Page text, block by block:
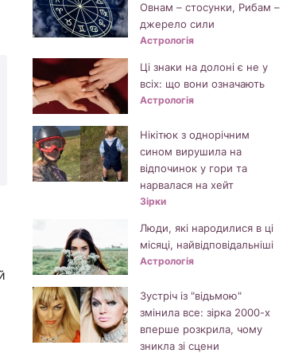
Овнам – стосунки, Рибам –
джерело сили
Астрологія
Ці знаки на долоні є не у
всіх: що вони означають
Астрологія
Нікітюк з однорічним
сином вирушила на
відпочинок у гори та
нарвалася на хейт
Зірки
Люди, які народилися в ці
місяці, найвідповідальніші
Астрологія
Зустріч із "відьмою"
змінила все: зірка 2000-х
вперше розкрила, чому
зникла зі сцени